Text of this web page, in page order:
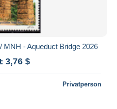
MNH - Aqueduct Bridge 2026
3,76 $
Privatperson